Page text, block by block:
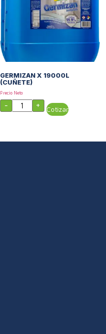
GERMIZAN X 19000L
(CUÑETE)
Precio Neto
- + Cotizar